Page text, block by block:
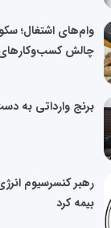
وام‌های اشتغال؛
چالش
برنج وارداتی به
رهبر کنسرسیوم
بیمه کرد